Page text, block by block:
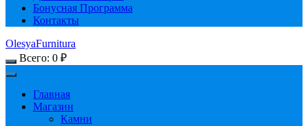
Бонусная Программа
Контакты
OlesyaFurnitura
Всего: 0 ₽
Главная
Магазин
Камни